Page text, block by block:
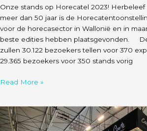
Onze stands op Horecatel 2023!
meer dan 50 jaar is de
voor de horecasector in Wallonië en in
beste edities hebben plaatsgevonden.
zullen 30.122 bezoekers tellen voor 370
29.365 bezoekers voor 350 stands vorig
Read More »
HorecaExpo
2022